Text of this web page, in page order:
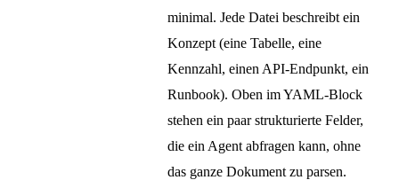
minimal. Jede Datei beschreibt ein
Konzept (eine Tabelle, eine
Kennzahl, einen API-Endpunkt, ein
Runbook). Oben im YAML-Block
stehen ein paar strukturierte Felder,
die ein Agent abfragen kann, ohne
das ganze Dokument zu parsen.